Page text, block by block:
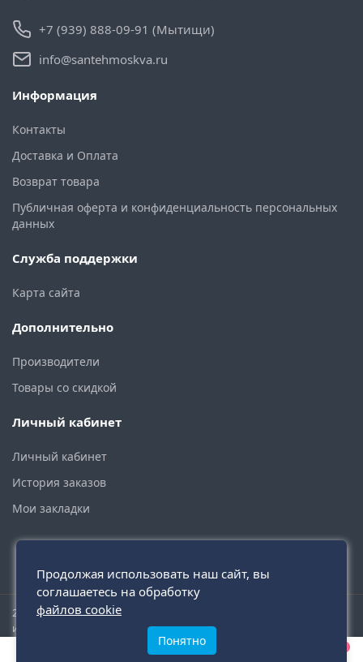
0
+7 (939) 888-09-91 (Мытищи)
info@santehmoskva.ru
Информация
Контакты
Доставка и Оплата
Возврат товара
Публичная оферта и конфиденциальность персональных
данных
Служба поддержки
Карта сайта
Дополнительно
Производители
Товары со скидкой
Личный кабинет
Личный кабинет
История заказов
Мои закладки
2015 - 2026 © santehmoskva.ru — интернет-магазин сантехники
инженерной и бытовой.
Продолжая использовать наш сайт, вы
соглашаетесь на обработку
файлов cookie
Понятно